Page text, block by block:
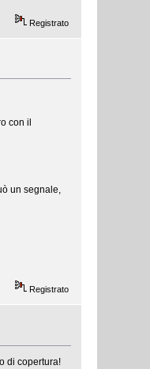
Registrato
con il
un segnale,
Registrato
di copertura!